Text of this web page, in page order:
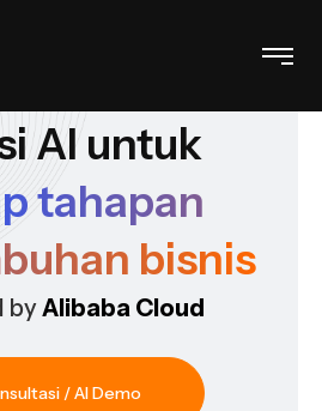
AI untuk
tahapan
bisnis
byAlibaba Cloud
/ AI Demo